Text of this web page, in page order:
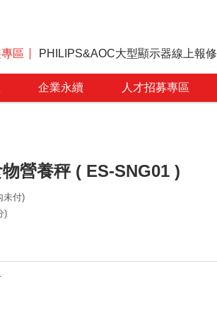
區 PHILIPS&AOC大型顯示器線上報修
企業永續 人才招募專區
營養秤 ( ES-SNG01 )
未付)
)